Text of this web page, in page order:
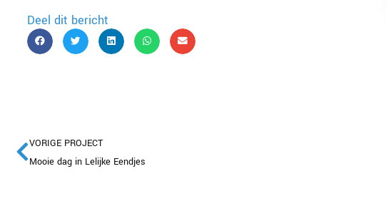
Deel dit bericht
VORIGE PROJECT
Mooie dag in Lelijke Eendjes